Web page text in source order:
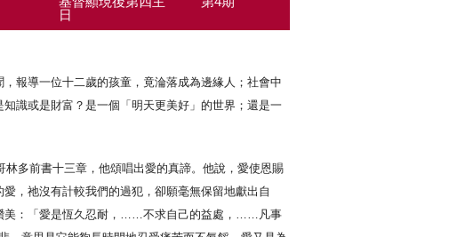
日
報導一位十二歲的孩童，竟淪落成為邊緣人；社會中
識或是財富？是一個「明天更美好」的世界；還是一
多前書十三章，他頌唱出愛的真諦。他說，愛使恩賜
，祂沒有計較我們的過犯，卻願毫無保留地獻出自
美：「愛是恆久忍耐，……不求自己的益處，……凡事